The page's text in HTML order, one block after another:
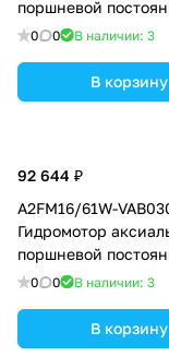
поршневой
объем 23 см3,
давление 400 бар
0 0 В наличии: 3
В корзину
92 644 ₽
A2FM16/61W-
Гидромотор
поршневой
объем 16 см3,
давление 400 бар
0 0 В наличии: 3
В корзину